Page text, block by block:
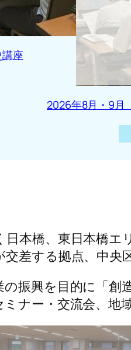
座
2026年8月・9
本橋、東日本橋エ
差する拠点、中央
振興を目的に「創
ミナー・交流会、地